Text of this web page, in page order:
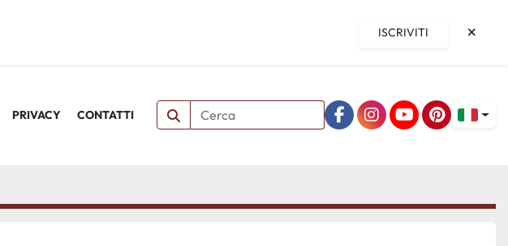
ISCRIVITI
PRIVACY CONTATTI
facebookinstagram
youtubepinterest